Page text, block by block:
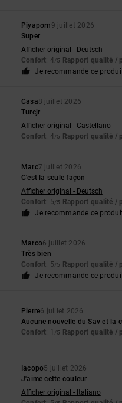
Piyaporn 9 juillet 2026
Super
Afficher original - Deutsch
Confort: 4/5 Rapport qualité /
Je recommande ce
Casa8 juillet 2026
Turcjr
Afficher original - Castellano
Confort: 4/5 Rapport qualité /
Marc7 juillet 2026
C'est la seule façon
Afficher original - Deutsch
Confort: 5/5 Rapport qualité /
Je recommande ce
Marco6 juillet 2026
Très bien
Confort: 5/5 Rapport qualité /
Je recommande ce
Pierre6 juillet 2026
Aucune nouvelle du Sav et la
Confort: 1 /5 Rapport qualité /
Iacopo5 juillet 2026
J'aime cette couleur
Afficher original - Italiano